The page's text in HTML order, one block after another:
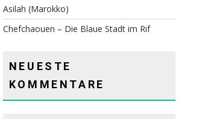
Asilah (Marokko)
Chefchaouen – Die Blaue Stadt im Rif
NEUESTE
KOMMENTARE